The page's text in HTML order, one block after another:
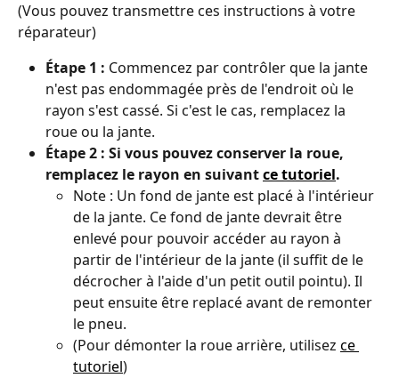
(Vous pouvez transmettre ces instructions à votre
réparateur)
Étape 1 : Commencez par contrôler que la jante
n'est pas endommagée près de l'endroit où le
rayon s'est cassé. Si c'est le cas, remplacez la
roue ou la jante.
Étape 2 : Si vous pouvez conserver la roue,
remplacez le rayon en suivant ce tutoriel.
Note : Un fond de jante est placé à l'intérieur
de la jante. Ce fond de jante devrait être
enlevé pour pouvoir accéder au rayon à
partir de l'intérieur de la jante (il suffit de le
décrocher à l'aide d'un petit outil pointu). Il
peut ensuite être replacé avant de remonter
le pneu.
(Pour démonter la roue arrière, utilisez ce
tutoriel)